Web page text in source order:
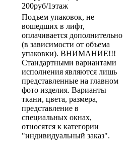
200руб/1этаж
Подъем упаковок, не
вошедших в лифт,
оплачивается дополнительно
(в зависимости от объема
упаковки). ВНИМАНИЕ!!!
Стандартными вариантами
исполнения являются лишь
представленные на главном
фото изделия. Варианты
ткани, цвета, размера,
представление в
специальных окнах,
относятся к категории
"индивидуальный заказ".